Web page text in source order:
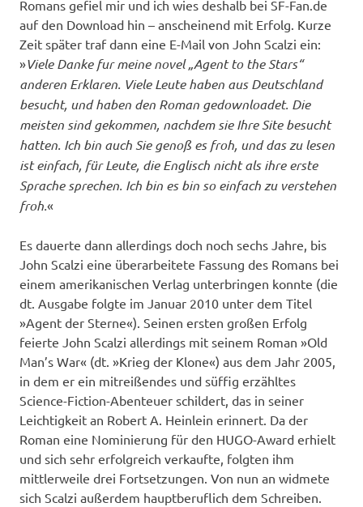
Romans gefiel mir und ich wies deshalb bei SF-Fan.de
auf den Download hin – anscheinend mit Erfolg. Kurze
Zeit später traf dann eine E-Mail von John Scalzi ein:
»Viele Danke fur meine novel „Agent to the Stars“
anderen Erklaren. Viele Leute haben aus Deutschland
besucht, und haben den Roman gedownloadet. Die
meisten sind gekommen, nachdem sie Ihre Site besucht
hatten. Ich bin auch Sie genoß es froh, und das zu lesen
ist einfach, für Leute, die Englisch nicht als ihre erste
Sprache sprechen. Ich bin es bin so einfach zu verstehen
froh.«
Es dauerte dann allerdings doch noch sechs Jahre, bis
John Scalzi eine überarbeitete Fassung des Romans bei
einem amerikanischen Verlag unterbringen konnte (die
dt. Ausgabe folgte im Januar 2010 unter dem Titel
»Agent der Sterne«). Seinen ersten großen Erfolg
feierte John Scalzi allerdings mit seinem Roman »Old
Man’s War« (dt. »Krieg der Klone«) aus dem Jahr 2005,
in dem er ein mitreißendes und süffig erzähltes
Science-Fiction-Abenteuer schildert, das in seiner
Leichtigkeit an Robert A. Heinlein erinnert. Da der
Roman eine Nominierung für den HUGO-Award erhielt
und sich sehr erfolgreich verkaufte, folgten ihm
mittlerweile drei Fortsetzungen. Von nun an widmete
sich Scalzi außerdem hauptberuflich dem Schreiben.